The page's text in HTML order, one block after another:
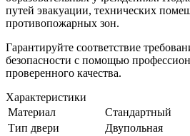
путей эвакуации, технических
противопожарных зон.
Гарантируйте соответствие
безопасности с помощью
проверенного качества.
Характеристики
Материал
Стандартный
Тип двери
Двупольная